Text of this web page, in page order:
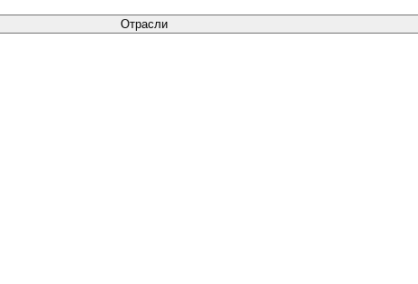
Отрасли